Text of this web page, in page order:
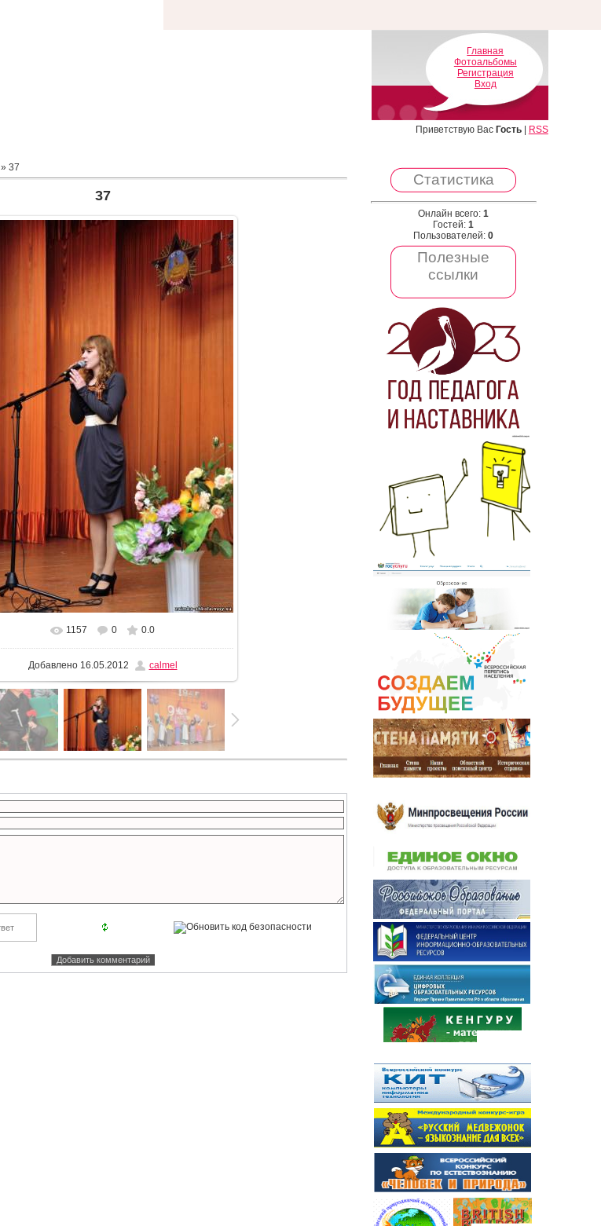
Главная
Фотоальбомы
Регистрация
Вход
Приветствую Вас Гость| RSS
» 37
37
В реальном размере 680x1024
1157 0 0.0
Добавлено16.05.2012 calmel
Статистика
Онлайн всего: 1
Гостей: 1
Пользователей: 0
Полезные
ссылки